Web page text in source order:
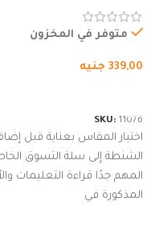
متوفر في المخزون
339,00 جنيه
SKU: 11076
اختيار المقاس بعناية قبل
الشنطة إلى سلة التسوق
المهم جدًا قراءة التعليمات
المذكورة في